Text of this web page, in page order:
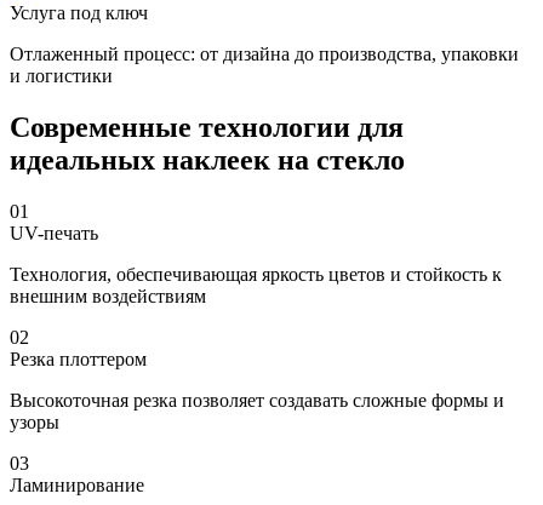
Услуга под ключ
Отлаженный процесс: от дизайна до производства, упаковки
и логистики
Современные технологии для
идеальных наклеек на стекло
01
UV-печать
Технология, обеспечивающая яркость цветов и стойкость к
внешним воздействиям
02
Резка плоттером
Высокоточная резка позволяет создавать сложные формы и
узоры
03
Ламинирование